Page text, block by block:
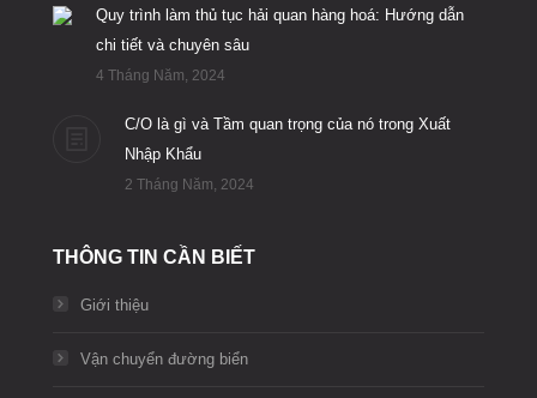
Quy trình làm thủ tục hải quan hàng hoá: Hướng dẫn
chi tiết và chuyên sâu
4 Tháng Năm, 2024
C/O là gì và Tầm quan trọng của nó trong Xuất
Nhập Khẩu
2 Tháng Năm, 2024
THÔNG TIN CẦN BIẾT
Giới thiệu
Vận chuyển đường biển